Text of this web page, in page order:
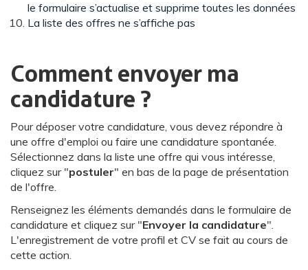
le formulaire s’actualise et supprime toutes les données
La liste des offres ne s’affiche pas
Comment envoyer ma
candidature ?
Pour déposer votre candidature, vous devez répondre à
une offre d'emploi ou faire une candidature spontanée.
Sélectionnez dans la liste une offre qui vous intéresse,
cliquez sur "postuler" en bas de la page de présentation
de l'offre.
Renseignez les éléments demandés dans le formulaire de
candidature et cliquez sur "Envoyer la candidature".
L'enregistrement de votre profil et CV se fait au cours de
cette action.